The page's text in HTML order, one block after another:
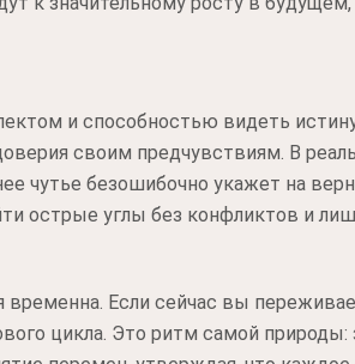
и способностью видеть
своим предчувствиям. В
чутье безошибочно укажет на
острые углы без конфликтов и
Если сейчас вы
цикла. Это ритм самой